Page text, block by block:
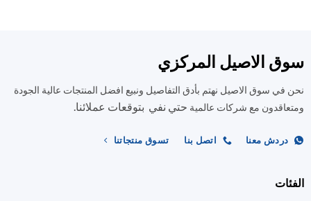
الاصيل المركزي
سوق الاصيل نهتم بأدق التفاصيل ونبيع افضل المنتجات عالية الجودة
مع شركات عالميةحتي نفي بتوقعات عملائنا.
دردش معنا اتصل بنا تسوق منتجاتنا